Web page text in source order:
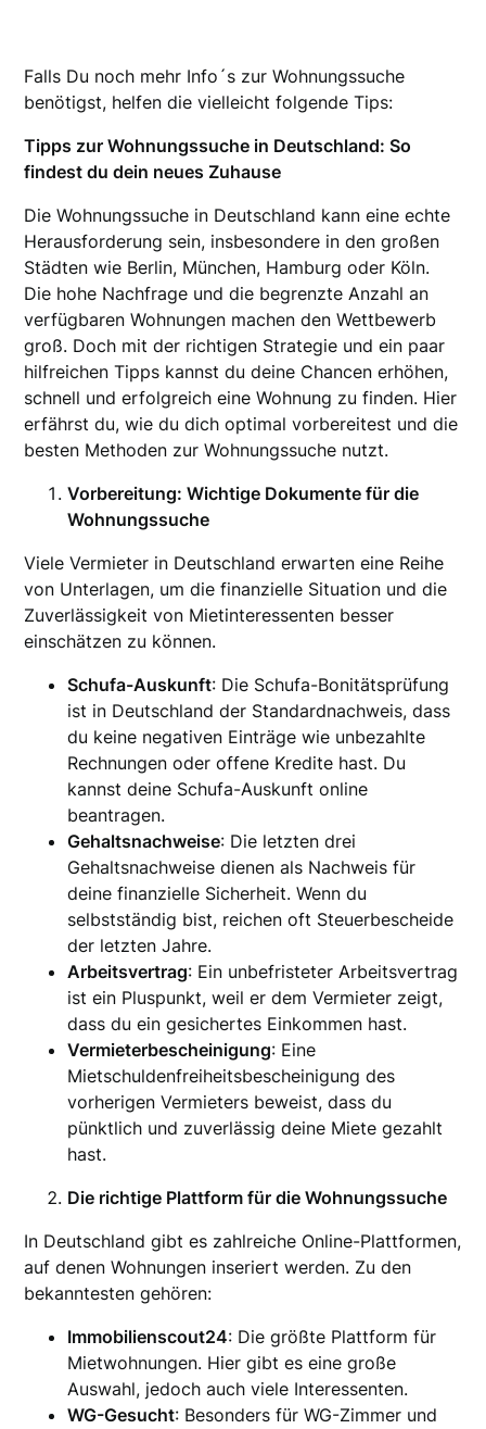
Falls Du noch mehr Info´s zur Wohnungssuche
benötigst, helfen die vielleicht folgende Tips:
Tipps zur Wohnungssuche in Deutschland: So
findest du dein neues Zuhause
Die Wohnungssuche in Deutschland kann eine echte
Herausforderung sein, insbesondere in den großen
Städten wie Berlin, München, Hamburg oder Köln.
Die hohe Nachfrage und die begrenzte Anzahl an
verfügbaren Wohnungen machen den Wettbewerb
groß. Doch mit der richtigen Strategie und ein paar
hilfreichen Tipps kannst du deine Chancen erhöhen,
schnell und erfolgreich eine Wohnung zu finden. Hier
erfährst du, wie du dich optimal vorbereitest und die
besten Methoden zur Wohnungssuche nutzt.
Vorbereitung: Wichtige Dokumente für die
Wohnungssuche
Viele Vermieter in Deutschland erwarten eine Reihe
von Unterlagen, um die finanzielle Situation und die
Zuverlässigkeit von Mietinteressenten besser
einschätzen zu können.
Schufa-Auskunft: Die Schufa-Bonitätsprüfung
ist in Deutschland der Standardnachweis, dass
du keine negativen Einträge wie unbezahlte
Rechnungen oder offene Kredite hast. Du
kannst deine Schufa-Auskunft online
beantragen.
Gehaltsnachweise: Die letzten drei
Gehaltsnachweise dienen als Nachweis für
deine finanzielle Sicherheit. Wenn du
selbstständig bist, reichen oft Steuerbescheide
der letzten Jahre.
Arbeitsvertrag: Ein unbefristeter Arbeitsvertrag
ist ein Pluspunkt, weil er dem Vermieter zeigt,
dass du ein gesichertes Einkommen hast.
Vermieterbescheinigung: Eine
Mietschuldenfreiheitsbescheinigung des
vorherigen Vermieters beweist, dass du
pünktlich und zuverlässig deine Miete gezahlt
hast.
Die richtige Plattform für die Wohnungssuche
In Deutschland gibt es zahlreiche Online-Plattformen,
auf denen Wohnungen inseriert werden. Zu den
bekanntesten gehören:
Immobilienscout24: Die größte Plattform für
Mietwohnungen. Hier gibt es eine große
Auswahl, jedoch auch viele Interessenten.
WG-Gesucht: Besonders für WG-Zimmer und